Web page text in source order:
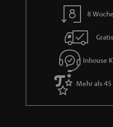
8
Inhouse
Mehr als